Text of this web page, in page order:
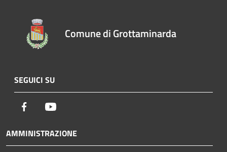
Comune di Grottaminarda
SEGUICI SU
Facebook
AMMINISTRAZIONE